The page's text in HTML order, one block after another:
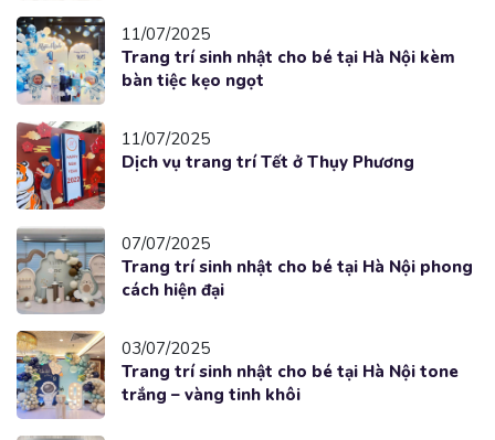
11/07/2025
Trang trí sinh nhật cho bé tại Hà Nội kèm
bàn tiệc kẹo ngọt
11/07/2025
Dịch vụ trang trí Tết ở Thụy Phương
07/07/2025
Trang trí sinh nhật cho bé tại Hà Nội phong
cách hiện đại
03/07/2025
Trang trí sinh nhật cho bé tại Hà Nội tone
trắng – vàng tinh khôi